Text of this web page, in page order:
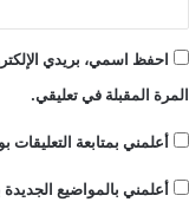
احفظ اسمي، بريدي
المرة المقبلة في تعليقي.
أعلمني بمتابعة التعليقات
أعلمني بالمواضيع الجديدة